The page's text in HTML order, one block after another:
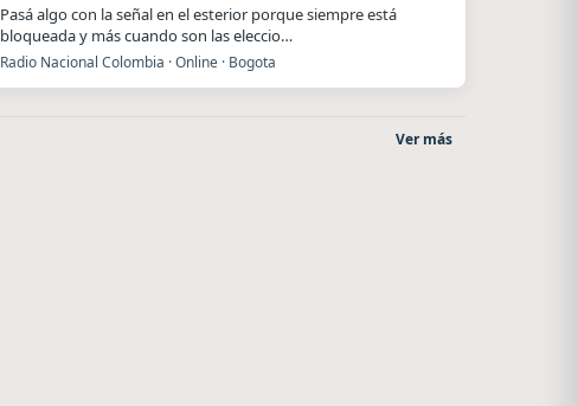
Pasá algo con la señal en el esterior porque siempre está
bloqueada y más cuando son las eleccio…
Radio Nacional Colombia · Online · Bogota
Ver más